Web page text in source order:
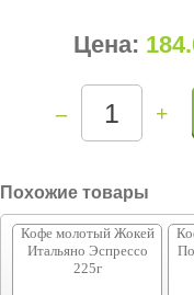
Цена:
– +
Похожие товары
Кофе молотый Жокей
Итальяно Эспрессо
225г